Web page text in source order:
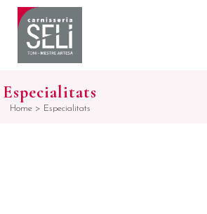
Especialitats
Home> Especialitats